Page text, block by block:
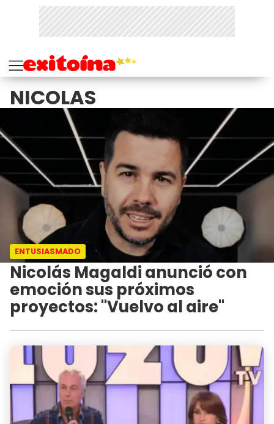
NICOLAS
ENTUSIASMADO
Nicolás Magaldi anunció con
emoción sus próximos
proyectos: "Vuelvo al aire"